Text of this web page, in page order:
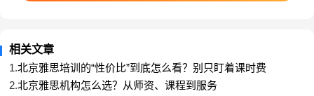
高性价比体现在
贴合中国学生弱点。不用学生自己摸索资料、试错方
法，机构把成熟的教研成果、高频考点、训练方案直
相关文章
1.北京雅思培训的“性价比”到底怎么看？别只盯着课时费
2.北京雅思机构怎么选？从师资、课程到服务